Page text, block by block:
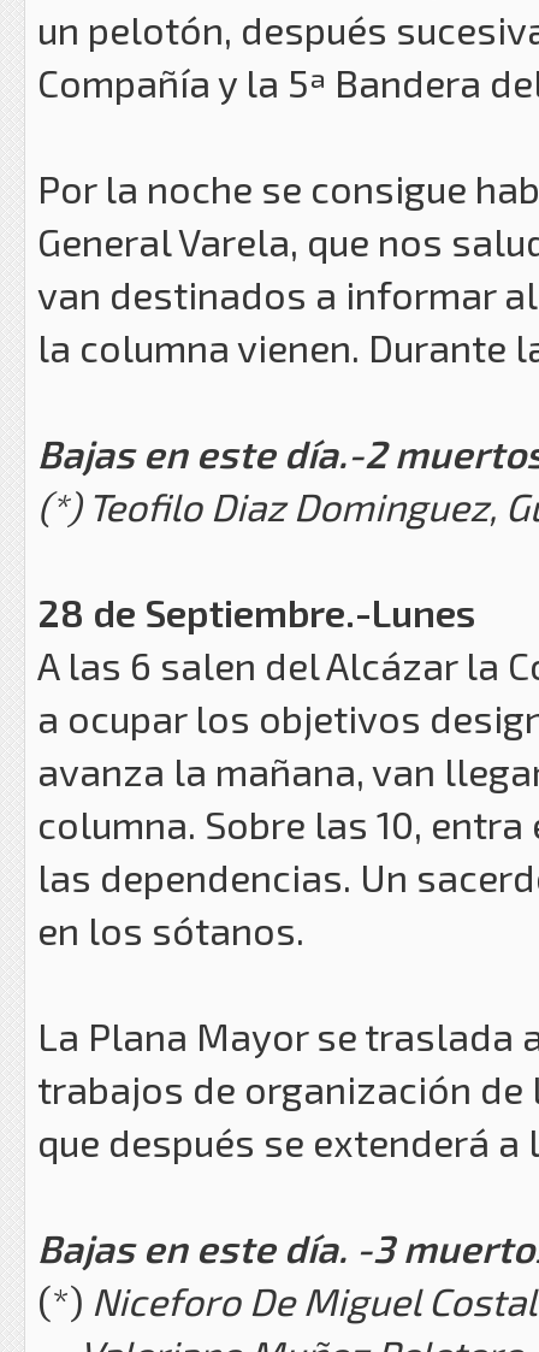
un pelotón, después
Compañía y la 5ª Bandera
Por la noche se consigue
General Varela, que nos
van destinados a informar
la columna vienen. Durante
Bajas en este día.-2
(*) Teofilo Diaz Dominguez,
28 de Septiembre.-Lunes
A las 6 salen del Alcázar la
a ocupar los objetivos
avanza la mañana, van
columna. Sobre las 10,
las dependencias. Un
en los sótanos.
La Plana Mayor se traslada
trabajos de organización
que después se extenderá a
Bajas en este día. -3
(*) Niceforo De Miguel